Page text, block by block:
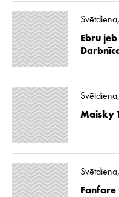
Ebru
Maisky
Fanfare